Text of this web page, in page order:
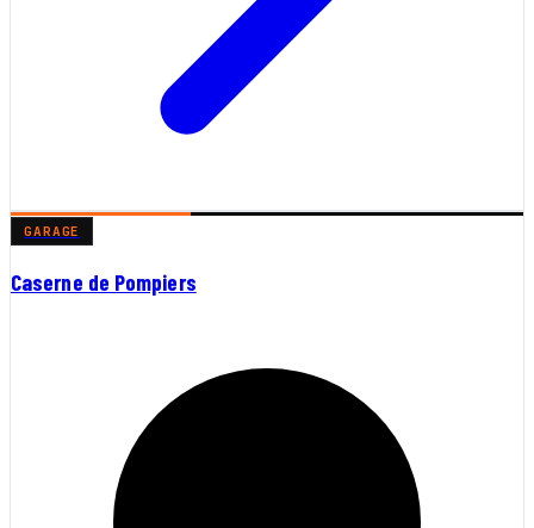
GARAGE
Caserne de Pompiers